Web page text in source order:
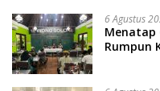
6 Agustus
Menatap
Rumpun